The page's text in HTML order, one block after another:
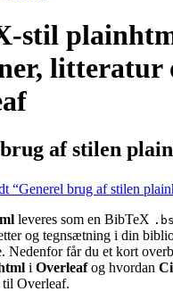
stil
litteratur
af stilen
“Generel brug af stilen
leveres som en BibTeX
og tegnsætning i din
Nedenfor får du et kort
i Overleafog hvordan
Overleaf.